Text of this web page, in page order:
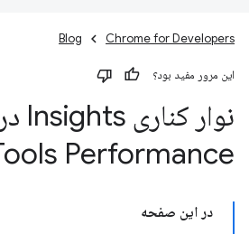
Chrome for Developers
Blog
این مرور مفید بود؟
نوار کناری Insights در پانل Dev
Performance
در این صفحه